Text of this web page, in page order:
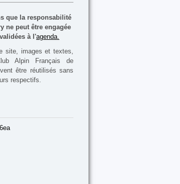
que la responsabilité
ne peut être engagée
à l'agenda.
site, images et textes,
Alpin Français de
être réutilisés sans
respectifs.